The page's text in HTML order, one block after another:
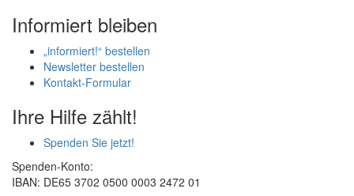
Informiert bleiben
„informiert!“ bestellen
Newsletter bestellen
Kontakt-Formular
Ihre Hilfe zählt!
Spenden Sie jetzt!
Spenden-Konto:
IBAN: DE65 3702 0500 0003 2472 01